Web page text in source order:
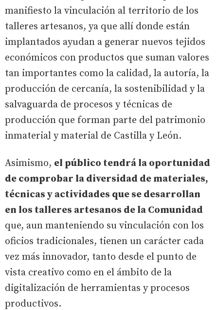
manifiesto la vinculación al territorio de los
talleres artesanos, ya que allí donde están
implantados ayudan a generar nuevos tejidos
económicos con productos que suman valores
tan importantes como la calidad, la autoría, la
producción de cercanía, la sostenibilidad y la
salvaguarda de procesos y técnicas de
producción que forman parte del patrimonio
inmaterial y material de Castilla y León.
Asimismo, el público tendrá la oportunidad
de comprobar la diversidad de materiales,
técnicas y actividades que se desarrollan
en los talleres artesanos de la Comunidad
que, aun manteniendo su vinculación con los
oficios tradicionales, tienen un carácter cada
vez más innovador, tanto desde el punto de
vista creativo como en el ámbito de la
digitalización de herramientas y procesos
productivos.